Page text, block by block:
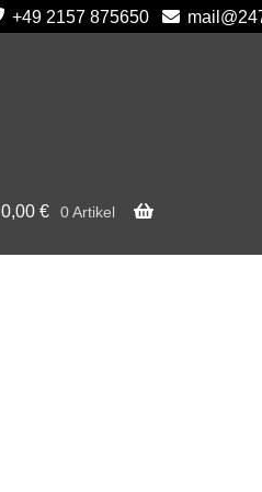
+49 2157 875650
0,00€ 0 Artikel